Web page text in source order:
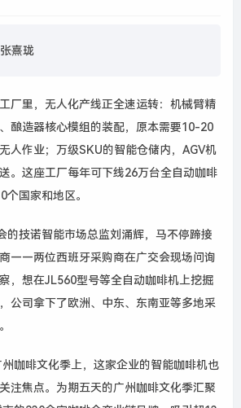
张熹珑
厂里，无人化产线正全速运转：机械臂精
酿造器核心模组的装配，原本需要10-20
人作业；万级SKU的智能仓储内， AGV机
。这座工厂每年可下线26万台全自动咖啡
个国家和地区。
的技诺智能市场总监刘涌辉，马不停蹄接
——两位西班牙采购商在广交会现场问询
，想在JL560型号等全自动咖啡机上挖掘
公司拿下了欧洲、中东、东南亚等多地采
州咖啡文化季上，这家企业的智能咖啡机也
注焦点。为期五天的广州咖啡文化季汇聚